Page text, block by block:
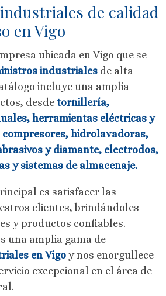
de calidad
en Vigo
ubicada en Vigo que se
industriales de alta
incluye una amplia
desde tornillería,
herramientas eléctricas y
hidrolavadoras,
y diamante, electrodos,
y sistemas de almacenaje.
es satisfacer las
clientes, brindándoles
y productos confiables.
una amplia gama de
en Vigo y nos enorgullece
excepcional en el área de